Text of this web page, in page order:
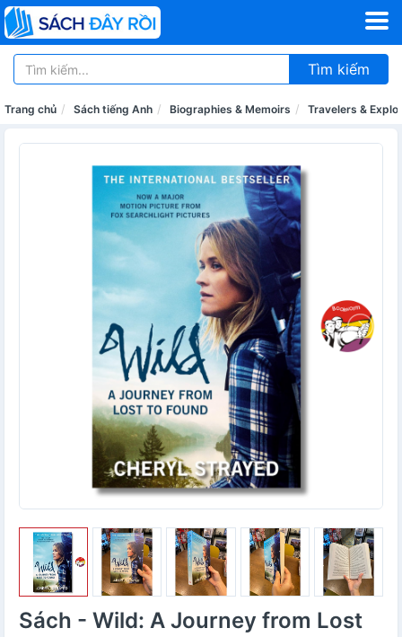
Tìm kiếm
Trang chủ Sách tiếng Anh Biographies & Memoirs Travelers &
Sách - Wild: A Journey from Lost